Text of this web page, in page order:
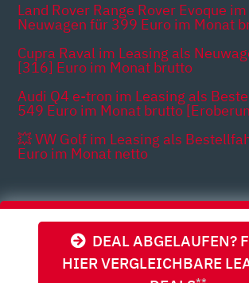
DEAL ABGELAUFEN?
HIER VERGLEICHBARE
Land Rover Range Rover Evoque
Neuwagen für 399 Euro im Monat
Cupra Raval im Leasing als
[316] Euro im Monat brutto
Audi Q4 e-tron im Leasing als
549 Euro im Monat brutto
💥 VW Golf im Leasing als
Euro im Monat netto